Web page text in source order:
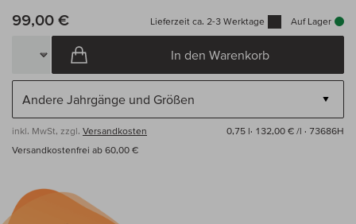
99,00 € Lieferzeit ca. 2-3 Werktage Auf Lager
In den Warenkorb
inkl. MwSt, zzgl. Versandkosten 0,75 l· 132,00 € /l · 73686H
Versandkostenfrei ab 60,00 €